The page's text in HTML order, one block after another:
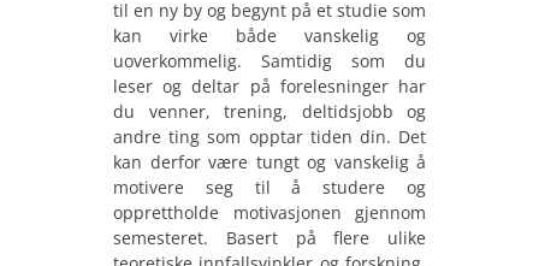
til en ny by og begynt på et studie som
kan virke både vanskelig og
uoverkommelig. Samtidig som du
leser og deltar på forelesninger har
du venner, trening, deltidsjobb og
andre ting som opptar tiden din. Det
kan derfor være tungt og vanskelig å
motivere seg til å studere og
opprettholde motivasjonen gjennom
semesteret. Basert på flere ulike